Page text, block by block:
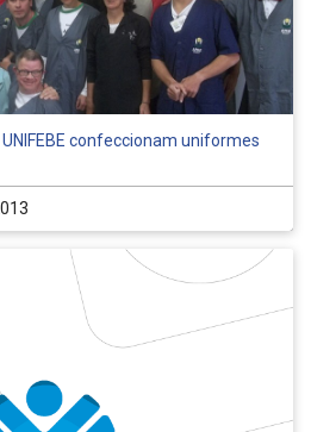
confeccionam uniformes